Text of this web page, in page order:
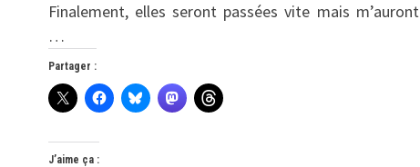
Finalement, elles seront passées vite mais m’auront
…
Partager :
J’aime ça :